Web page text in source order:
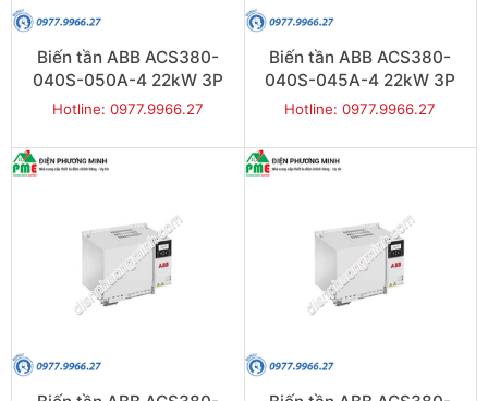
Biến tần ABB ACS380-
040S-050A-4 22kW 3P
Hotline: 0977.9966.27
Biến tần ABB ACS380-
040S-045A-4 22kW 3P
Hotline: 0977.9966.27